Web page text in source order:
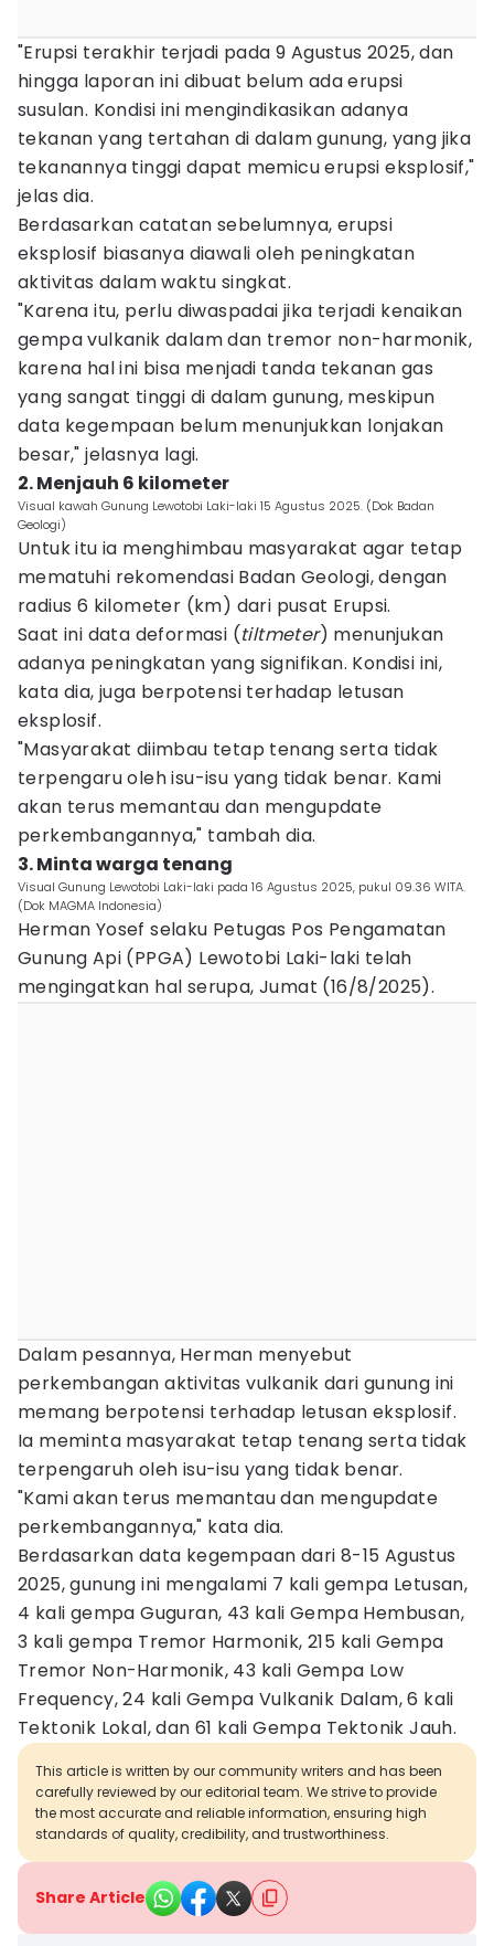
"Erupsi terakhir terjadi pada 9 Agustus 2025, dan
hingga laporan ini dibuat belum ada erupsi
susulan. Kondisi ini mengindikasikan adanya
tekanan yang tertahan di dalam gunung, yang jika
tekanannya tinggi dapat memicu erupsi eksplosif,"
jelas dia.
Berdasarkan catatan sebelumnya, erupsi
eksplosif biasanya diawali oleh peningkatan
aktivitas dalam waktu singkat.
"Karena itu, perlu diwaspadai jika terjadi kenaikan
gempa vulkanik dalam dan tremor non-harmonik,
karena hal ini bisa menjadi tanda tekanan gas
yang sangat tinggi di dalam gunung, meskipun
data kegempaan belum menunjukkan lonjakan
besar," jelasnya lagi.
2. Menjauh 6 kilometer
Visual kawah Gunung Lewotobi Laki-laki 15 Agustus 2025. (Dok Badan
Geologi)
Untuk itu ia menghimbau masyarakat agar tetap
mematuhi rekomendasi Badan Geologi, dengan
radius 6 kilometer (km) dari pusat Erupsi.
Saat ini data deformasi (tiltmeter) menunjukan
adanya peningkatan yang signifikan. Kondisi ini,
kata dia, juga berpotensi terhadap letusan
eksplosif.
"Masyarakat diimbau tetap tenang serta tidak
terpengaru oleh isu-isu yang tidak benar. Kami
akan terus memantau dan mengupdate
perkembangannya," tambah dia.
3. Minta warga tenang
Visual Gunung Lewotobi Laki-laki pada 16 Agustus 2025, pukul 09.36 WITA.
(Dok MAGMA Indonesia)
Herman Yosef selaku Petugas Pos Pengamatan
Gunung Api (PPGA) Lewotobi Laki-laki telah
mengingatkan hal serupa, Jumat (16/8/2025).
Dalam pesannya, Herman menyebut
perkembangan aktivitas vulkanik dari gunung ini
memang berpotensi terhadap letusan eksplosif.
Ia meminta masyarakat tetap tenang serta tidak
terpengaruh oleh isu-isu yang tidak benar.
"Kami akan terus memantau dan mengupdate
perkembangannya," kata dia.
Berdasarkan data kegempaan dari 8-15 Agustus
2025, gunung ini mengalami 7 kali gempa Letusan,
4 kali gempa Guguran, 43 kali Gempa Hembusan,
3 kali gempa Tremor Harmonik, 215 kali Gempa
Tremor Non-Harmonik, 43 kali Gempa Low
Frequency, 24 kali Gempa Vulkanik Dalam, 6 kali
Tektonik Lokal, dan 61 kali Gempa Tektonik Jauh.
This article is written by our community writers and has been
carefully reviewed by our editorial team. We strive to provide
the most accurate and reliable information, ensuring high
standards of quality, credibility, and trustworthiness.
Share Article